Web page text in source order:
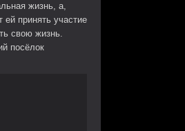
жизнь, а,
ей принять участие
свою жизнь.
посёлок